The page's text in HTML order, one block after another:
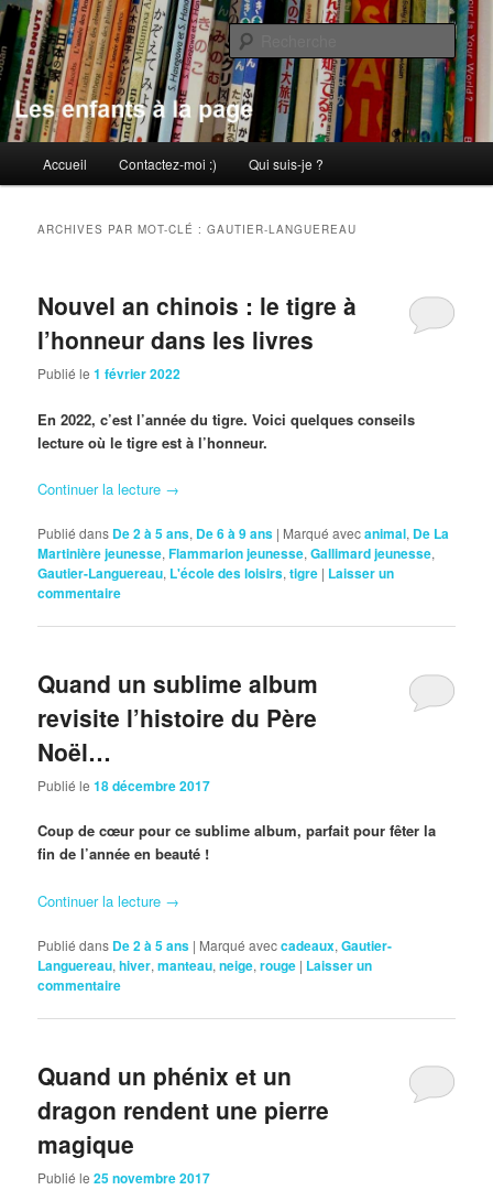
Aller
au
contenu
principal
Aller
au
contenu
secondaireLes enfants à la page
principal
Accueil Contactez-moi :) Qui suis-je ?
ARCHIVES PAR MOT-CLÉ :GAUTIER-LANGUEREAU
Nouvel an chinois : le tigre à
l’honneur dans les livres
Publié le1 février 2022
En 2022, c’est l’année du tigre. Voici quelques conseils
lecture où le tigre est à l’honneur.
Continuer la lecture →
Publié dans De 2 à 5 ans, De 6 à 9 ans | Marqué avecanimal, De La
Martinière jeunesse,Flammarion jeunesse,Gallimard jeunesse,
Gautier-Languereau, L'école des loisirs,tigre | Laisser un
commentaire
Quand un sublime album
revisite l’histoire du Père
Noël…
Publié le18 décembre 2017
Coup de cœur pour ce sublime album, parfait pour fêter la
fin de l’année en beauté !
Continuer la lecture →
Publié dans De 2 à 5 ans | Marqué aveccadeaux,Gautier-
Languereau,hiver,manteau,neige,rouge | Laisser un
commentaire
Quand un phénix et un
dragon rendent une pierre
magique
Publié le25 novembre 2017